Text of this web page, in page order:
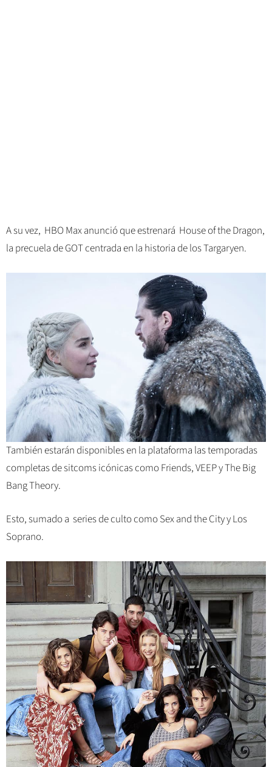
A su vez, HBO Max anunció que estrenará House of the Dragon,
la precuela de GOT centrada en la historia de los Targaryen.
También estarán disponibles en la plataforma las temporadas
completas de sitcoms icónicas como Friends, VEEP y The Big
Bang Theory.
Esto, sumado a series de culto como Sex and the City y Los
Soprano.